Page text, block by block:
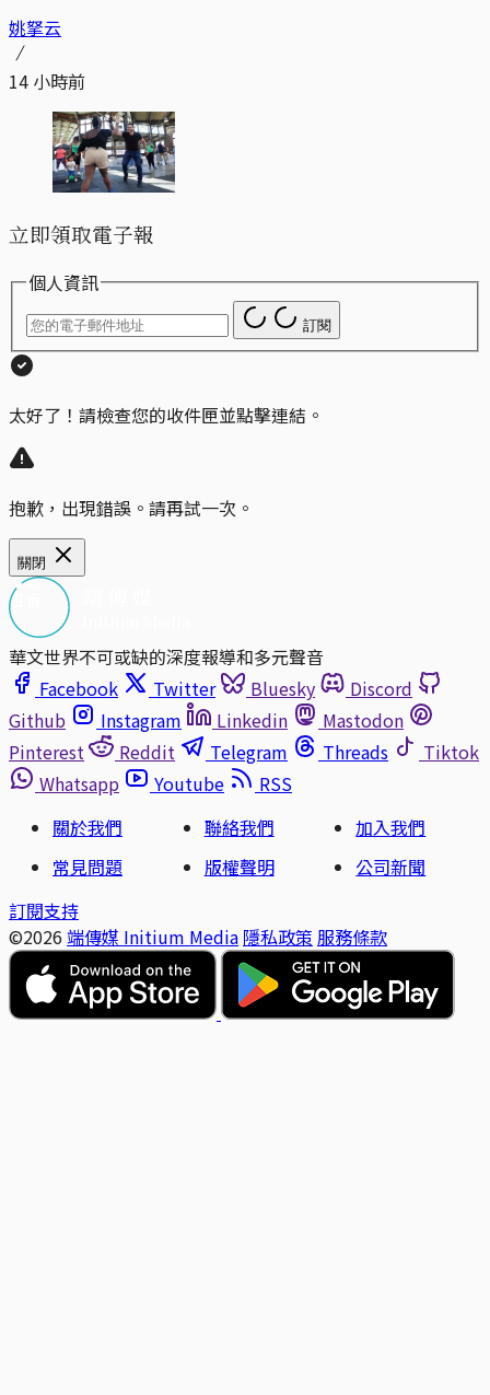
姚拏云
14 小時前
立即領取電子報
個人資訊
訂閱
太好了！請檢查您的收件匣並點擊連結。
抱歉，出現錯誤。請再試一次。
關閉
華文世界不可或缺的深度報導和多元聲音
Facebook
Twitter Bluesky
Discord
Github
Instagram Linkedin
Mastodon
Pinterest
Reddit Telegram Threads
Tiktok
Whatsapp
Youtube
RSS
關於我們
聯絡我們
加入我們
常見問題
版權聲明
公司新聞
訂閱支持
©2026 端傳媒 Initium Media 隱私政策 服務條款